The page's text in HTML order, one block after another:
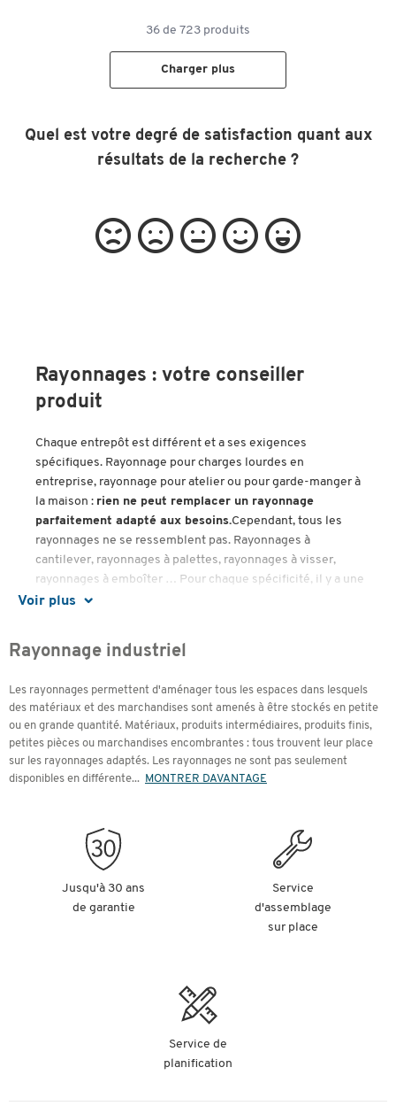
36 de 723 produits
Charger plus
Quel est votre degré de satisfaction quant aux
résultats de la recherche ?
Voir plus
Rayonnages : votre conseiller
produit
Chaque entrepôt est différent et a ses exigences
spécifiques. Rayonnage pour charges lourdes en
entreprise, rayonnage pour atelier ou pour garde-manger à
la maison : rien ne peut remplacer un rayonnage
parfaitement adapté aux besoins.Cependant, tous les
rayonnages ne se ressemblent pas. Rayonnages à
cantilever, rayonnages à palettes, rayonnages à visser,
rayonnages à emboîter … Pour chaque spécificité, il y a une
solution appropriée. Compte tenu de notre large gamme de
adapté à vos besoins. Afin que vous trouviez facilement le
guide spécial rayonnage. Avant l’achat : évaluer ce que l’on
Vos exigences
Vos locaux
Pour chaque spécificité, le rayonnage adapté : nos types de
Rayonnages à cantilever
Accessoires pour rayonnage
Rayonnage industriel
Les rayonnages permettent d'aménager tous les espaces dans lesquels
des matériaux et des marchandises sont amenés à être stockés en petite
ou en grande quantité. Matériaux, produits intermédiaires, produits finis,
petites pièces ou marchandises encombrantes : tous trouvent leur place
sur les rayonnages adaptés. Les rayonnages ne sont pas seulement
disponibles en différente... MONTRER DAVANTAGE
Jusqu'à 30 ans
de garantie
Service
d'assemblage
sur place
Service de
planification